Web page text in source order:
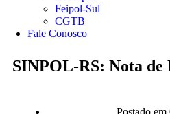
Feipol-Sul
CGTB
Fale Conosco
SINPOL-RS: Nota de